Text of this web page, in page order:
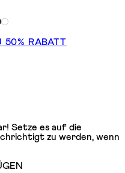
50% RABATT
Setze es auf die
zu werden, wenn